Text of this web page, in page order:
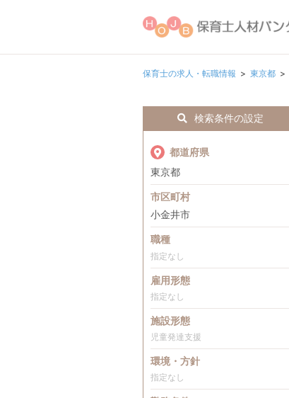
保育士の求人・転職情報 東京都
検索条件の設定
都道府県
東京都
市区町村
小金井市
職種
指定なし
雇用形態
指定なし
施設形態
児童発達支援
環境・方針
指定なし